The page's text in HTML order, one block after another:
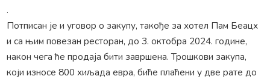
.
Потписан је и уговор о закупу, такође за хотел Пам Беацх
и са њим повезан ресторан, до 3. октобра 2024. године,
након чега ће продаја бити завршена. Трошкови закупа,
који износе 800 хиљада евра, биће плаћени у две рате до